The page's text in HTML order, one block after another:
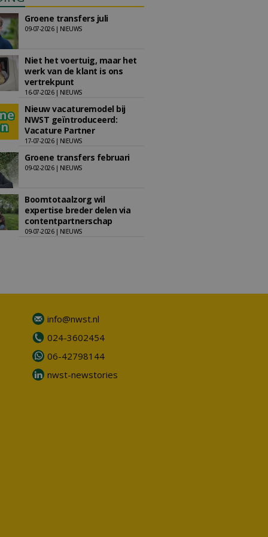
Groene transfers juli
09-07-2026 | NIEUWS
Niet het voertuig, maar het
werk van de klant is ons
vertrekpunt
16-07-2026 | NIEUWS
Nieuw vacaturemodel bij
NWST geïntroduceerd:
Vacature Partner
17-07-2026 | NIEUWS
Groene transfers februari
09-02-2026 | NIEUWS
Boomtotaalzorg wil
expertise breder delen via
contentpartnerschap
09-07-2026 | NIEUWS
info@nwst.nl
024-3602454
06-42798144
nwst-newstories